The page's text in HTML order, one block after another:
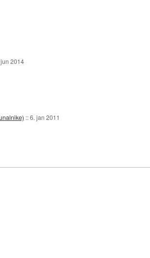
2014
::6. jan 2011